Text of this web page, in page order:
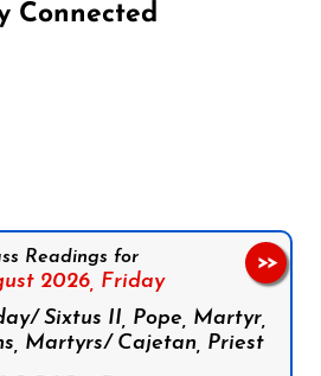
Connected
Readings for
2026, Friday
Sixtus II, Pope, Martyr,
Martyrs/ Cajetan, Priest
>>